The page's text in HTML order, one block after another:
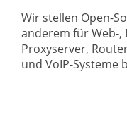
Wir stellen Open-
anderem für Web-,
Proxyserver,
und VoIP-Systeme